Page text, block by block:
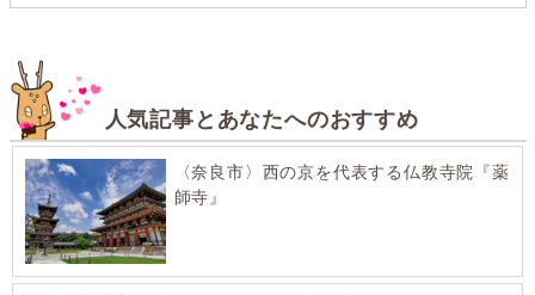
人気記事とあなたへのおすすめ
〈奈良市〉西の京を代表する仏教寺院『薬
師寺』